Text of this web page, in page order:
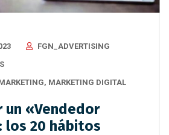
FGN_ADVERTISING
, MARKETING DIGITAL
un «Vendedor
los 20 hábitos